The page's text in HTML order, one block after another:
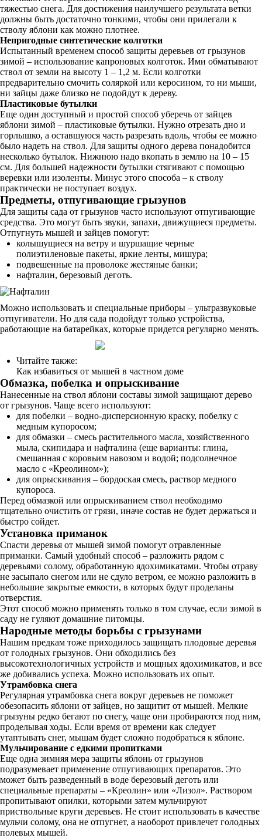
тяжестью снега. Для достижения наилучшего результата ветки
должны быть достаточно тонкими, чтобы они прилегали к
стволу яблони как можно плотнее.
Непригодные синтетические колготки
Испытанный временем способ защиты деревьев от грызунов
зимой – использование капроновых колготок. Ими обматывают
ствол от земли на высоту 1 – 1,2 м. Если колготки
предварительно смочить соляркой или керосином, то ни мыши,
ни зайцы даже близко не подойдут к дереву.
Пластиковые бутылки
Еще один доступный и простой способ уберечь от зайцев
яблони зимой – пластиковые бутылки. Нужно отрезать дно и
горлышко, а оставшуюся часть разрезать вдоль, чтобы ее можно
было надеть на ствол. Для защиты одного дерева понадобится
несколько бутылок. Нижнюю надо вкопать в землю на 10 – 15
см. Для большей надежности бутылки стягивают с помощью
веревки или изоленты. Минус этого способа – к стволу
практически не поступает воздух.
Предметы, отпугивающие грызунов
Для защиты сада от грызунов часто используют отпугивающие
средства. Это могут быть звуки, запахи, движущиеся предметы.
Отпугнуть мышей и зайцев помогут:
колышущиеся на ветру и шуршащие черные
полиэтиленовые пакеты, яркие ленты, мишура;
подвешенные на проволоке жестяные банки;
нафталин, березовый деготь.
Можно использовать и специальные приборы – ультразвуковые
отпугиватели. Но для сада подойдут только устройства,
работающие на батарейках, которые придется регулярно менять.
Читайте также:
Как избавиться от мышей в частном доме
Обмазка, побелка и опрыскивание
Нанесенные на ствол яблони составы зимой защищают дерево
от грызунов. Чаще всего используют:
для побелки – водно-дисперсионную краску, побелку с
медным купоросом;
для обмазки – смесь растительного масла, хозяйственного
мыла, скипидара и нафталина (еще варианты: глина,
смешанная с коровьим навозом и водой; подсолнечное
масло с «Креолином»);
для опрыскивания – бордоская смесь, раствор медного
купороса.
Перед обмазкой или опрыскиванием ствол необходимо
тщательно очистить от грязи, иначе состав не будет держаться и
быстро сойдет.
Установка приманок
Спасти деревья от мышей зимой помогут отравленные
приманки. Самый удобный способ – разложить рядом с
деревьями солому, обработанную ядохимикатами. Чтобы отраву
не засыпало снегом или не сдуло ветром, ее можно разложить в
небольшие закрытые емкости, в которых будут проделаны
отверстия.
Этот способ можно применять только в том случае, если зимой в
саду не гуляют домашние питомцы.
Народные методы борьбы с грызунами
Нашим предкам тоже приходилось защищать плодовые деревья
от голодных грызунов. Они обходились без
высокотехнологичных устройств и мощных ядохимикатов, и все
же добивались успеха. Можно использовать их опыт.
Утрамбовка снега
Регулярная утрамбовка снега вокруг деревьев не поможет
обезопасить яблони от зайцев, но защитит от мышей. Мелкие
грызуны редко бегают по снегу, чаще они пробираются под ним,
проделывая ходы. Если время от времени как следует
утаптывать снег, мышам будет сложно подобраться к яблоне.
Мульчирование с едкими пропитками
Еще одна зимняя мера защиты яблонь от грызунов
подразумевает применение отпугивающих препаратов. Это
может быть разведенный в воде березовый деготь или
специальные препараты – «Креолин» или «Лизол». Раствором
пропитывают опилки, которыми затем мульчируют
приствольные круги деревьев. Не стоит использовать в качестве
мульчи солому, она не отпугнет, а наоборот привлечет голодных
полевых мышей.